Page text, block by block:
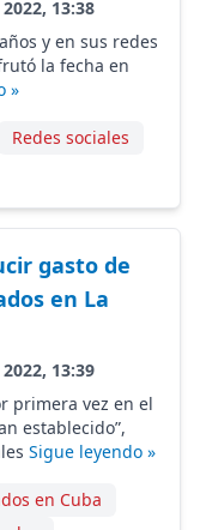
13:38
y en sus redes
la fecha en
»
Redes sociales
gasto de
en La
13:39
primera vez en el
establecido”,
Sigue leyendo »
en Cuba